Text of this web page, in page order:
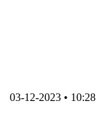
03-12-2023 • 10:28